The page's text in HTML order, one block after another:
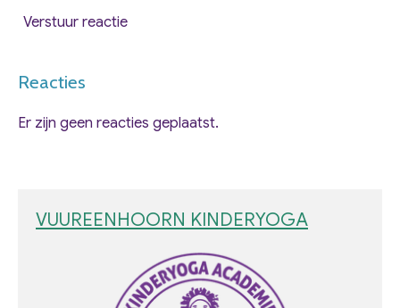
Verstuur reactie
Reacties
Er zijn geen reacties geplaatst.
VUUREENHOORN KINDERYOGA